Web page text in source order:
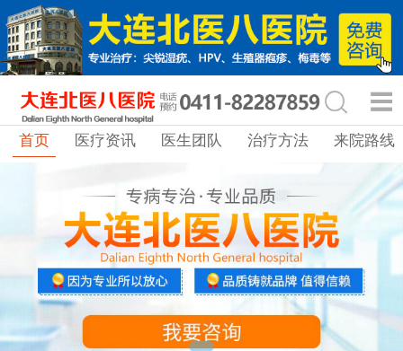
首页 医疗资讯 医生团队 治疗方法 来院路线